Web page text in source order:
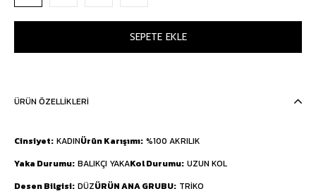
ÜRÜN ÖZELLIKLERI
Cinsiyet KADINÜrün Karışımı %100 AKRILIK
Yaka Durumu BALIKÇI YAKAKol Durumu UZUN KOL
Desen Bilgisi DÜZÜRÜN ANA GRUBU TRİKO